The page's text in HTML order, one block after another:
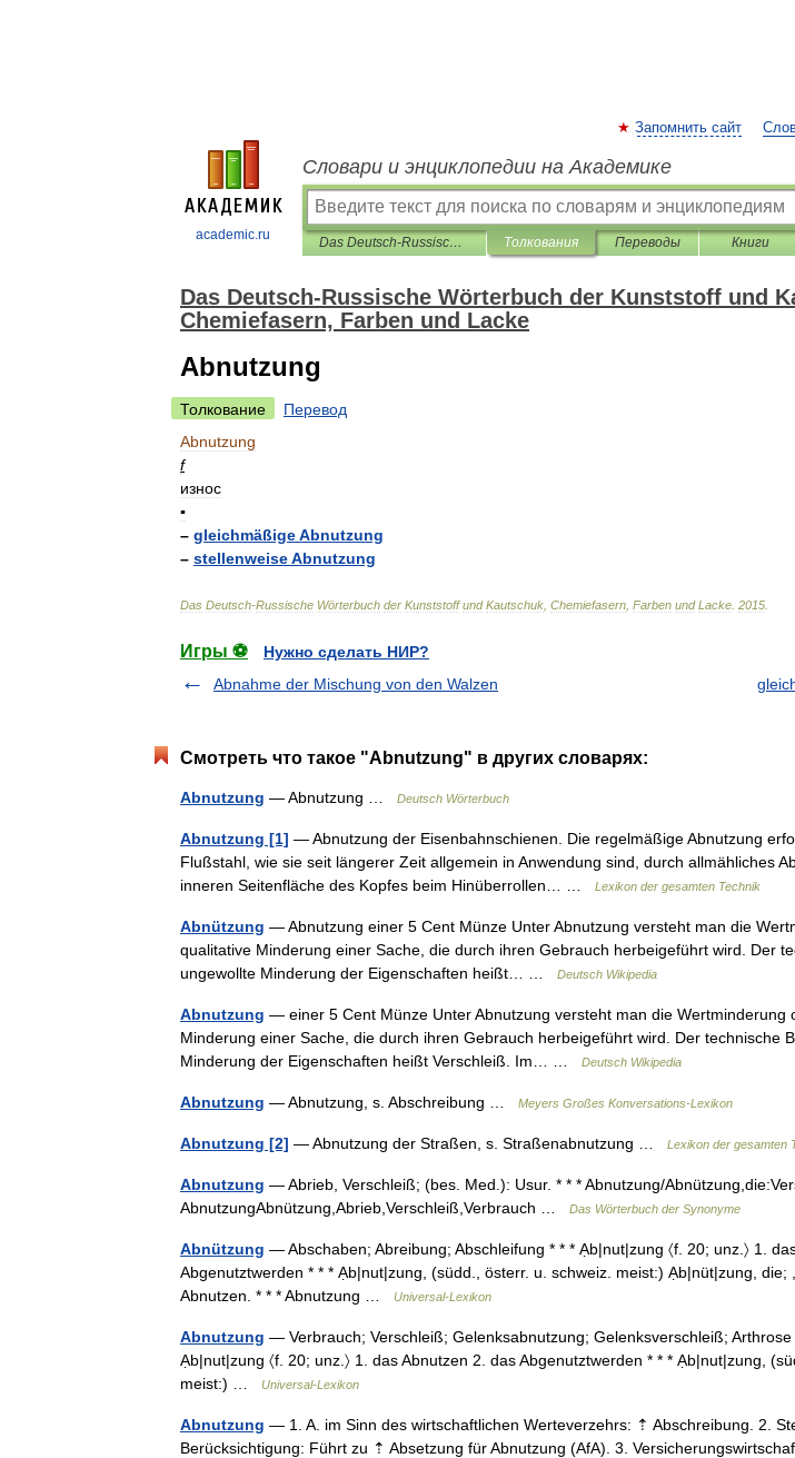
academic.ru
Запомнить сайт
Словари и энциклопедии на Академике
Das Deutsch-Russische Wörterbuch der Kunststoff und Kautschuk, Chemiefasern, Farben und Lacke Толкования Переводы Книги
Das Deutsch-Russische Wörterbuch der Kunststoff und
Chemiefasern, Farben und Lacke
Abnutzung
Толкование
Перевод
Abnutzung
f
износ
▪
– gleichmäßigeAbnutzung
– stellenweiseAbnutzung
Das Deutsch-Russische Wörterbuch der Kunststoff und Kautschuk Chemiefasern Farben und Lacke 2015
Игры ⚽
Нужно сделать НИР?
Abnahme der Mischung von den Walzen
Смотреть что такое "Abnutzung" в других словарях:
Abnutzung — Abnutzung … Deutsch Wörterbuch
Abnutzung [1] — Abnutzung der Eisenbahnschienen. Die regelmäßige Abnutzung
Flußstahl, wie sie seit längerer Zeit allgemein in Anwendung sind, durch allmähliches
inneren Seitenfläche des Kopfes beim Hinüberrollen… …
Lexikon der gesamten Technik
Abnützung — Abnutzung einer 5 Cent Münze Unter Abnutzung versteht man die
qualitative Minderung einer Sache, die durch ihren Gebrauch herbeigeführt wird. Der
ungewollte Minderung der Eigenschaften heißt… …
Deutsch Wikipedia
Abnutzung — einer 5 Cent Münze Unter Abnutzung versteht man die Wertminderung
Minderung einer Sache, die durch ihren Gebrauch herbeigeführt wird. Der technische
Minderung der Eigenschaften heißt Verschleiß. Im… …
Deutsch Wikipedia
Abnutzung — Abnutzung, s. Abschreibung … Meyers Großes Konversations-Lexikon
Abnutzung [2] — Abnutzung der Straßen, s. Straßenabnutzung … Lexikon der gesamten
Abnutzung — Abrieb, Verschleiß; (bes. Med.): Usur. * * * Abnutzung/
AbnutzungAbnützung,Abrieb,Verschleiß,Verbrauch …
Das Wörterbuch der Synonyme
Abnützung — Abschaben; Abreibung; Abschleifung * * * Ạb|nut|zung 〈f. 20; unz.〉 1.
Abgenutztwerden * * * Ạb|nut|zung, (südd., österr. u. schweiz. meist:) Ạb|nüt|zung, die;
Abnutzen. * * * Abnutzung …
Universal-Lexikon
Abnutzung — Verbrauch; Verschleiß; Gelenksabnutzung; Gelenksverschleiß;
Ạb|nut|zung 〈f. 20; unz.〉 1. das Abnutzen 2. das Abgenutztwerden * * * Ạb|nut|zung,
meist:) …
Universal-Lexikon
Abnutzung — 1. A. im Sinn des wirtschaftlichen Werteverzehrs: ⇡ Abschreibung. 2.
Berücksichtigung: Führt zu ⇡ Absetzung für Abnutzung (AfA). 3.